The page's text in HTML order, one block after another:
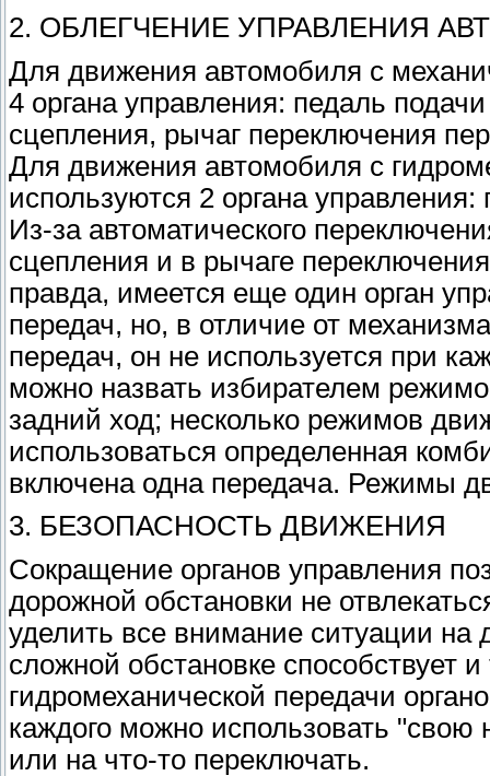
2. ОБЛЕГЧЕНИЕ УПРАВЛЕНИЯ
Для движения автомобиля с
4 органа управления: педаль
сцепления, рычаг переключения
Для движения автомобиля с
используются 2 органа
Из-за автоматического
сцепления и в рычаге
правда, имеется еще один орган
передач, но, в отличие от
передач, он не используется при
можно назвать избирателем
задний ход; несколько режимов
использоваться определенная
включена одна передача. Режимы
3. БЕЗОПАСНОСТЬ ДВИЖЕНИЯ
Сокращение органов управления
дорожной обстановки не
уделить все внимание ситуации на
сложной обстановке способствует
гидромеханической передачи
каждого можно использовать "свою
или на что-то переключать.